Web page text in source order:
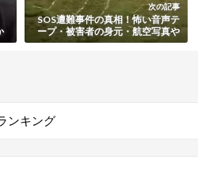
次の記事
SOS遭難事件の真相！怖い音声テ
ープ・被害者の身元・航空写真や
同僚の証言・2chやなんJの扱いを
ンキング